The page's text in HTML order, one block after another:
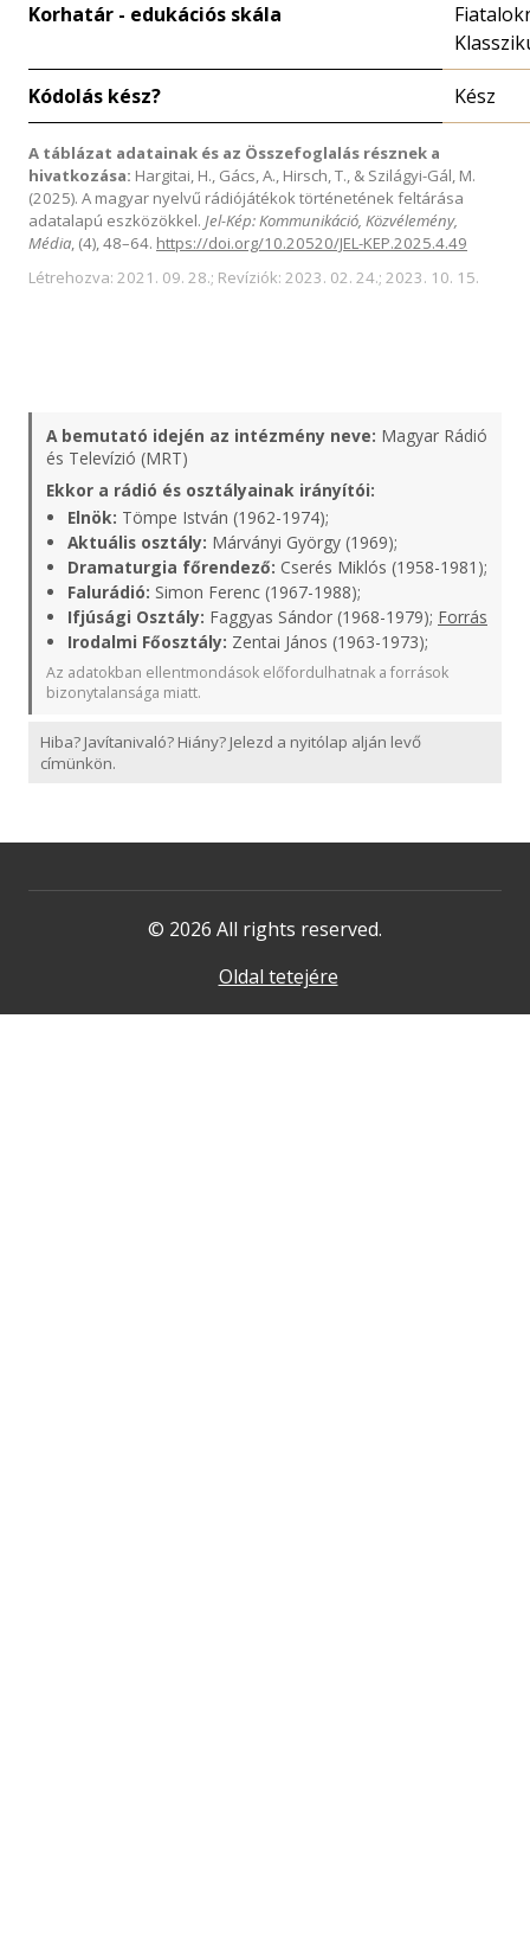
Korhatár - edukációs skála
Kódolás kész? Kész
A táblázat adatainak és az Összefoglalás résznek a
hivatkozása: Hargitai, H., Gács, A., Hirsch, T., & Szilágyi-Gál, M.
(2025). A magyar nyelvű rádiójátékok történetének feltárása
adatalapú eszközökkel. Jel-Kép: Kommunikáció, Közvélemény,
Média, (4), 48–64. https://doi.org/10.20520/JEL-KEP.2025.4.49
Létrehozva: 2021. 09. 28.; Revíziók: 2023. 02. 24.; 2023. 10. 15.
A bemutató idején az intézmény neve: Magyar Rádió
és Televízió (MRT)
Ekkor a rádió és osztályainak irányítói:
Elnök: Tömpe István (1962-1974);
Aktuális osztály: Márványi György (1969);
Dramaturgia főrendező: Cserés Miklós (1958-1981);
Falurádió: Simon Ferenc (1967-1988);
Ifjúsági Osztály: Faggyas Sándor (1968-1979); Forrás
Irodalmi Főosztály: Zentai János (1963-1973);
Az adatokban ellentmondások előfordulhatnak a források
bizonytalansága miatt.
Hiba? Javítanivaló? Hiány? Jelezd a nyitólap alján levő
címünkön.
© 2026 All rights reserved.
Oldal tetejére